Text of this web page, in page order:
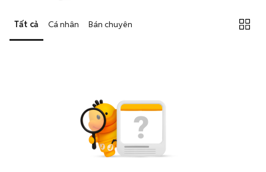
Tất cả Cá nhân Bán chuyên